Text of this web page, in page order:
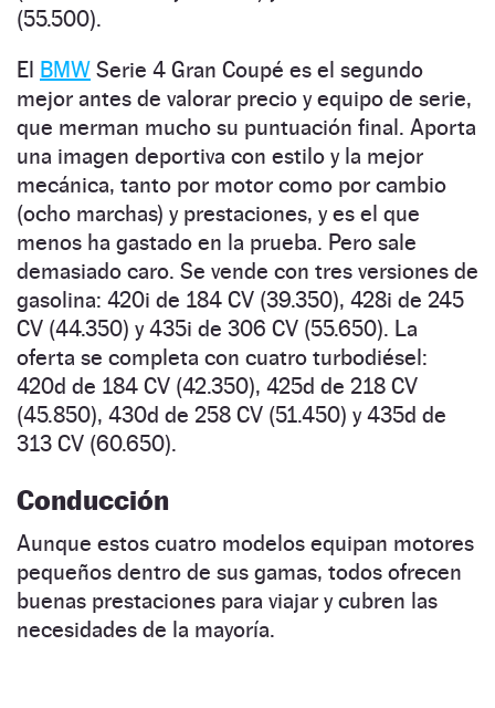
(55.500).
El BMW Serie 4 Gran Coupé es el segundo
mejor antes de valorar precio y equipo de serie,
que merman mucho su puntuación final. Aporta
una imagen deportiva con estilo y la mejor
mecánica, tanto por motor como por cambio
(ocho marchas) y prestaciones, y es el que
menos ha gastado en la prueba. Pero sale
demasiado caro. Se vende con tres versiones de
gasolina: 420i de 184 CV (39.350), 428i de 245
CV (44.350) y 435i de 306 CV (55.650). La
oferta se completa con cuatro turbodiésel:
420d de 184 CV (42.350), 425d de 218 CV
(45.850), 430d de 258 CV (51.450) y 435d de
313 CV (60.650).
Conducción
Aunque estos cuatro modelos equipan motores
pequeños dentro de sus gamas, todos ofrecen
buenas prestaciones para viajar y cubren las
necesidades de la mayoría.